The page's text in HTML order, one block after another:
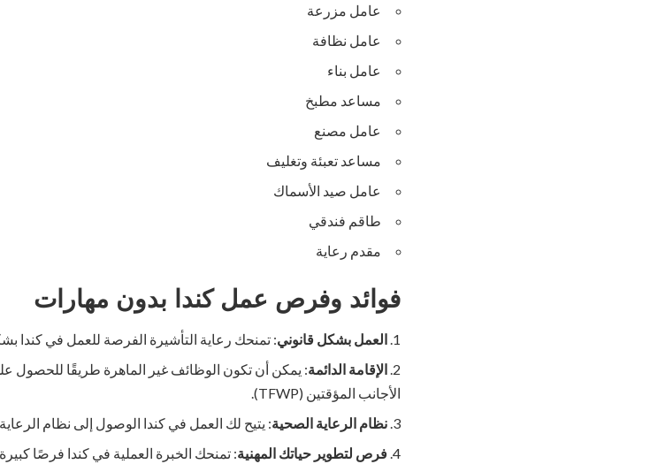
عامل مزرعة
عامل نظافة
عامل بناء
مساعد مطبخ
عامل مصنع
مساعد تعبئة وتغليف
عامل صيد الأسماك
طاقم فندقي
مقدم رعاية
فوائد وفرص عمل كندا بدون مهارات
العمل بشكل قانوني: تمنحك رعاية التأشيرة الفرصة للعمل في
الإقامة الدائمة: يمكن أن تكون الوظائف غير الماهرة طريقًا للحصول
الأجانب المؤقتين (TFWP).
نظام الرعاية الصحية: يتيح لك العمل في كندا الوصول إلى نظام
فرص لتطوير حياتك المهنية: تمنحك الخبرة العملية في كندا فرصًا